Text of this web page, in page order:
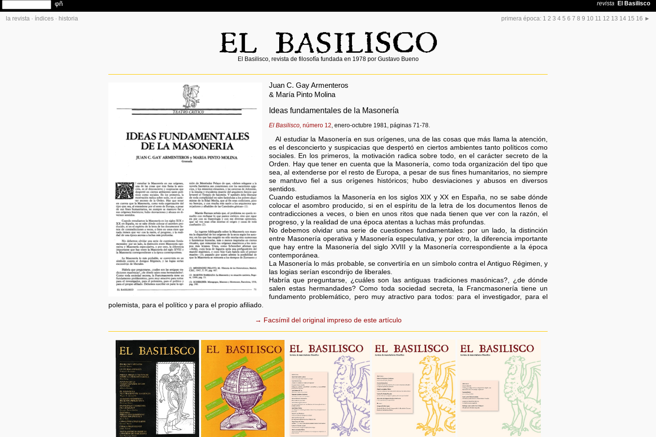
la revista · índices · historia primera época: 1 2 3 4 5 6 7 8 9 10 11 12 13 14 15 16 ►
El Basilisco, revista de filosofía fundada en 1978 por Gustavo Bueno
Juan C. Gay Armenteros
& María Pinto Molina
Ideas fundamentales de la Masonería
El Basilisco, número 12, enero-octubre 1981, páginas 71-78.
Al estudiar la Masonería en sus orígenes, una de las cosas que más llama la atención,
es el desconcierto y suspicacias que despertó en ciertos ambientes tanto políticos como
sociales. En los primeros, la motivación radica sobre todo, en el carácter secreto de la
Orden. Hay que tener en cuenta que la Masonería, como toda organización del tipo que
sea, al extenderse por el resto de Europa, a pesar de sus fines humanitarios, no siempre
se mantuvo fiel a sus orígenes históricos; hubo desviaciones y abusos en diversos
sentidos.
Cuando estudiamos la Masonería en los siglos XIX y XX en España, no se sabe dónde
colocar el asombro producido, si en el espíritu de la letra de los documentos llenos de
contradicciones a veces, o bien en unos ritos que nada tienen que ver con la razón, el
progreso, y la realidad de una época atentas a luchas más profundas.
No debemos olvidar una serie de cuestiones fundamentales: por un lado, la distinción
entre Masonería operativa y Masonería especulativa, y por otro, la diferencia importante
que hay entre la Masonería del siglo XVIII y la Masonería correspondiente a la época
contemporánea.
La Masonería lo más probable, se convertiría en un símbolo contra el Antiguo Régimen, y
las logias serían escondrijo de liberales.
Habría que preguntarse, ¿cuáles son las antiguas tradiciones masónicas?, ¿de dónde
salen estas hermandades? Como toda sociedad secreta, la Francmasonería tiene un
fundamento problemático, pero muy atractivo para todos: para el investigador, para el
polemista, para el político y para el propio afiliado.
→ Facsímil del original impreso de este artículo